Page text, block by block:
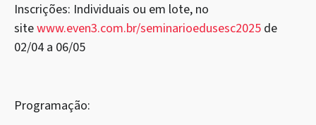
Inscrições: Individuais ou em lote, no
sitewww.even3.com.br/seminarioedusesc2025 de
02/04 a 06/05
Programação: